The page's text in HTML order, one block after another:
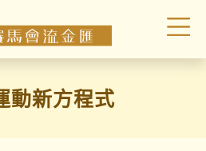
動新方程式